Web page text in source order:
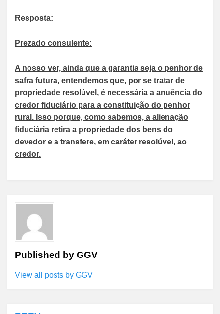
Resposta:
Prezado consulente:
A nosso ver, ainda que a garantia seja o penhor de
safra futura, entendemos que, por se tratar de
propriedade resolúvel, é necessária a anuência do
credor fiduciário para a constituição do penhor
rural. Isso porque, como sabemos, a alienação
fiduciária retira a propriedade dos bens do
devedor e a transfere, em caráter resolúvel, ao
credor.
Published by GGV
View all posts by GGV